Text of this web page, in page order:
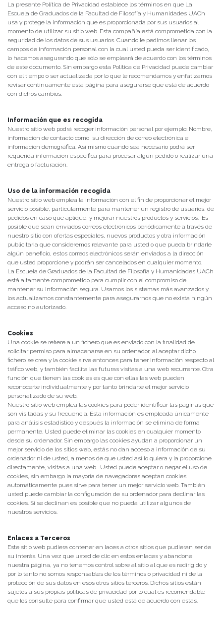
La presente Política de Privacidad establece los términos en que La
Escuela de Graduados de la Facultad de Filosofía y Humanidades UACh
usa y protege la información que es proporcionada por sus usuarios al
momento de utilizar su sitio web. Esta compañía está comprometida con la
seguridad de los datos de sus usuarios. Cuando le pedimos llenar los
campos de información personal con la cual usted pueda ser identificado,
lo hacemos asegurando que sólo se empleará de acuerdo con los términos
de este documento. Sin embargo esta Política de Privacidad puede cambiar
con el tiempo o ser actualizada por lo que le recomendamos y enfatizamos
revisar continuamente esta página para asegurarse que está de acuerdo
con dichos cambios.
Información que es recogida
Nuestro sitio web podrá recoger información personal por ejemplo: Nombre,
información de contacto como su dirección de correo electrónica e
información demográfica. Así mismo cuando sea necesario podrá ser
requerida información específica para procesar algún pedido o realizar una
entrega o facturación.
Uso de la información recogida
Nuestro sitio web emplea la información con el fin de proporcionar el mejor
servicio posible, particularmente para mantener un registro de usuarios, de
pedidos en caso que aplique, y mejorar nuestros productos y servicios. Es
posible que sean enviados correos electrónicos periódicamente a través de
nuestro sitio con ofertas especiales, nuevos productos y otra información
publicitaria que consideremos relevante para usted o que pueda brindarle
algún beneficio, estos correos electrónicos serán enviados a la dirección
que usted proporcione y podrán ser cancelados en cualquier momento.
La Escuela de Graduados de la Facultad de Filosofía y Humanidades UACh
está altamente comprometido para cumplir con el compromiso de
mantener su información segura. Usamos los sistemas más avanzados y
los actualizamos constantemente para asegurarnos que no exista ningún
acceso no autorizado.
Cookies
Una cookie se refiere a un fichero que es enviado con la finalidad de
solicitar permiso para almacenarse en su ordenador, al aceptar dicho
fichero se crea y la cookie sirve entonces para tener información respecto al
tráfico web, y también facilita las futuras visitas a una web recurrente. Otra
función que tienen las cookies es que con ellas las web pueden
reconocerte individualmente y por tanto brindarte el mejor servicio
personalizado de su web.
Nuestro sitio web emplea las cookies para poder identificar las páginas que
son visitadas y su frecuencia. Esta información es empleada únicamente
para análisis estadístico y después la información se elimina de forma
permanente. Usted puede eliminar las cookies en cualquier momento
desde su ordenador. Sin embargo las cookies ayudan a proporcionar un
mejor servicio de los sitios web, estás no dan acceso a información de su
ordenador ni de usted, a menos de que usted así lo quiera y la proporcione
directamente, visitas a una web . Usted puede aceptar o negar el uso de
cookies, sin embargo la mayoría de navegadores aceptan cookies
automáticamente pues sirve para tener un mejor servicio web. También
usted puede cambiar la configuración de su ordenador para declinar las
cookies. Si se declinan es posible que no pueda utilizar algunos de
nuestros servicios.
Enlaces a Terceros
Este sitio web pudiera contener en laces a otros sitios que pudieran ser de
su interés. Una vez que usted de clic en estos enlaces y abandone
nuestra página, ya no tenemos control sobre al sitio al que es redirigido y
por lo tanto no somos responsables de los términos o privacidad ni de la
protección de sus datos en esos otros sitios terceros. Dichos sitios están
sujetos a sus propias políticas de privacidad por lo cual es recomendable
que los consulte para confirmar que usted está de acuerdo con estas.